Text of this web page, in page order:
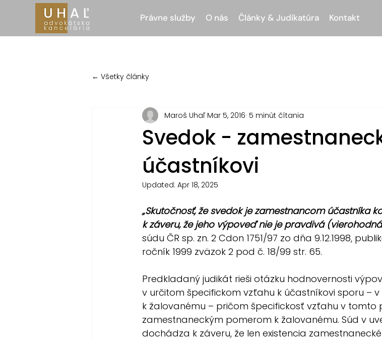
Právne služby O nás Články & Judikatúra Kontakt
← Všetky články
Svedok -
účastníkovi
Maroš Uhaľ Mar 5, 2016 5 minút čítania
Updated: Apr 18, 2025
„Skutočnosť, že svedok je zamestnancom účastníka
k záveru, že jeho výpoveď nie je pravdivá
súdu ČR sp. zn. 2 Cdon 1751/97 zo dňa 9.12.1998,
ročník 1999 zväzok 2 pod č. 18/99 str. 65.
Predkladaný judikát rieši otázku hodnovernosti
v určitom špecifickom vzťahu k účastníkovi sporu –
k žalovanému – pričom špecifickosť vzťahu v
zamestnaneckým pomerom k žalovanému. Súd v
dochádza k záveru, že len existencia